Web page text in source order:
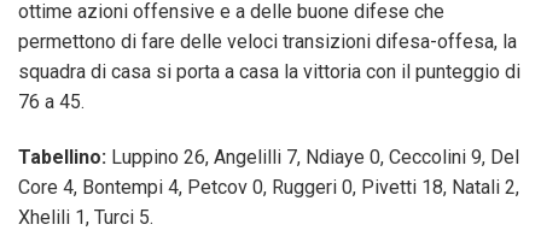
ottime azioni offensive e a delle buone difese che
permettono di fare delle veloci transizioni difesa-offesa, la
squadra di casa si porta a casa la vittoria con il punteggio di
76 a 45.
Tabellino: Luppino 26, Angelilli 7, Ndiaye 0, Ceccolini 9, Del
Core 4, Bontempi 4, Petcov 0, Ruggeri 0, Pivetti 18, Natali 2,
Xhelili 1, Turci 5.